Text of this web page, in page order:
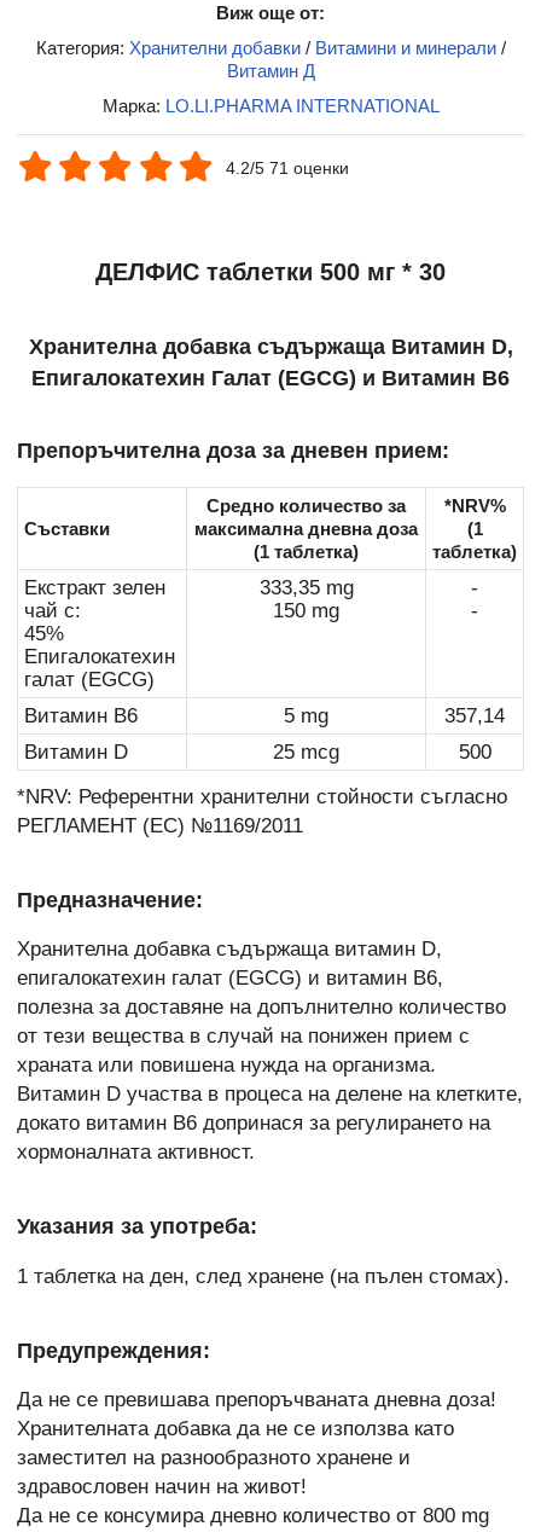
Виж още от:
Категория: Хранителни добавки/ Витамини и минерали/
Витамин Д
Марка: LO.LI.PHARMA INTERNATIONAL
4.2/5 71 оценки
ДЕЛФИС таблетки 500 мг * 30
Хранителна добавка съдържаща Витамин D,
Епигалокатехин Галат (EGCG) и Витамин B6
Препоръчителна доза за дневен прием:
Съставки
Средно количество за
максимална дневна доза
(1 таблетка)
*NRV%
(1
таблетка)
Екстракт зелен
чай с:
45%
Епигалокатехин
галат (EGCG)
333,35 mg
150 mg
-
-
Витамин B6 5 mg
357,14
Витамин D
25 mcg
500
*NRV: Референтни хранителни стойности съгласно
РЕГЛАМЕНТ (ЕС) №1169/2011
Предназначение:
Хранителна добавка съдържаща витамин D,
епигалокатехин галат (EGCG) и витамин B6,
полезна за доставяне на допълнително количество
от тези вещества в случай на понижен прием с
храната или повишена нужда на организма.
Витамин D участва в процеса на делене на клетките,
докато витамин B6 допринася за регулирането на
хормоналната активност.
Указания за употреба:
1 таблетка на ден, след хранене (на пълен стомах).
Предупреждения:
Да не се превишава препоръчваната дневна доза!
Хранителната добавка да не се използва като
заместител на разнообразното хранене и
здравословен начин на живот!
Да не се консумира дневно количество от 800 mg